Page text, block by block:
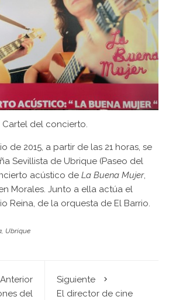
Cartel del concierto.
de 2015, a partir de las 21 horas, se
Sevillista de Ubrique (Paseo del
acústico de La Buena Mujer,
Morales. Junto a ella actúa el
Reina, de la orquesta de El Barrio.
, Ubrique
Anterior
del
Siguiente
El director de cine